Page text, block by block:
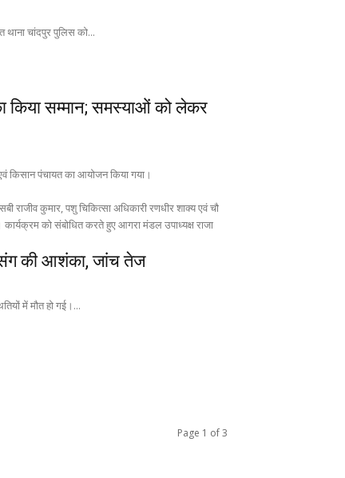
थाना चांदपुर पुलिस को...
किया सम्मान; समस्याओं को लेकर
किसान पंचायत का आयोजन किया गया।
राजीव कुमार, पशु चिकित्सा अधिकारी रणधीर शाक्य एवं चौ
की आशंका, जांच तेज
में मौत हो गई।...
Page 1 of 3